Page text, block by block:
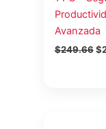
Avanzada
$249.66 $